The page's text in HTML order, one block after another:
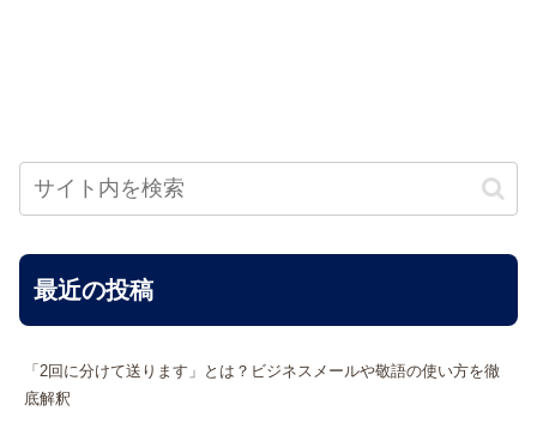
最近の投稿
「2回に分けて送ります」とは？ビジネスメールや敬語の使い方を徹
底解釈